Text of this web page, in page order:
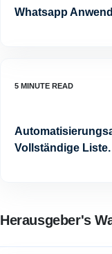
Whatsapp
Vollständige Liste.
Herausgeber's